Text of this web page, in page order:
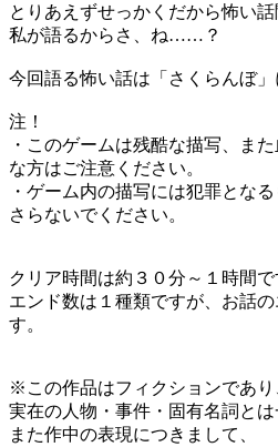
とりあえずせっかくだから怖い話
私が語るからさ、ね……？
今回語る怖い話は「さくらんぼ」
注！
・このゲームは残酷な描写、ま
な方はご注意ください。
・ゲーム内の描写には犯罪とな
さらないでください。
クリア時間は約３０分～１時間で
エンド数は１種類ですが、お話
す。
※この作品はフィクションであり
実在の人物・事件・固有名詞とは
また作中の表現につきまして、